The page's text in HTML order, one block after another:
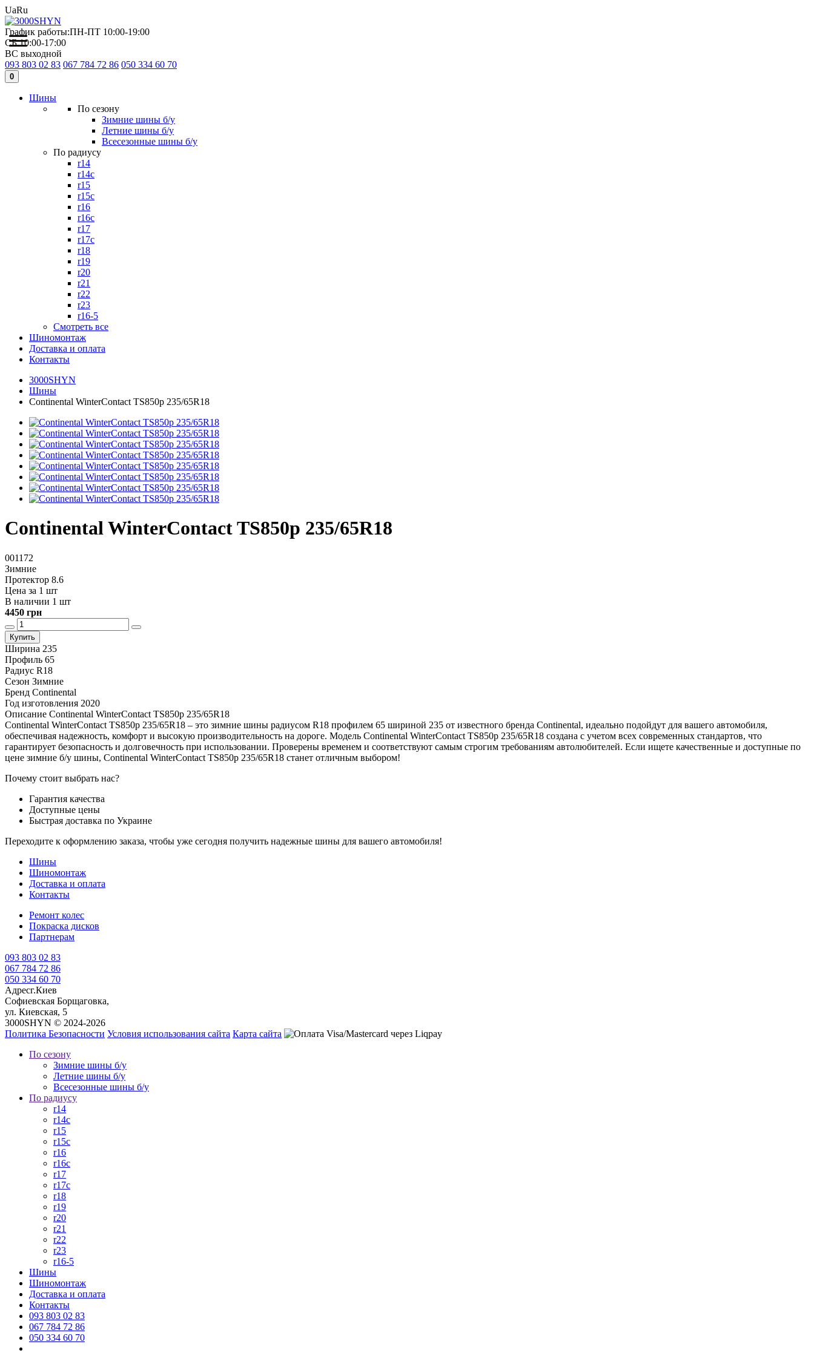
UaRu
График работы:ПН-ПТ 10:00-19:00
СБ 10:00-17:00
ВС выходной
093 803 02 83 067 784 72 86 050 334 60 70
0
Шины
По сезону
Зимние шины б/у
Летние шины б/у
Всесезонные шины б/у
По радиусу
r14
r14c
r15
r15c
r16
r16c
r17
r17c
r18
r19
r20
r21
r22
r23
r16-5
Смотреть все
Шиномонтаж
Доставка и оплата
Контакты
3000SHYN
Шины
Continental WinterContact TS850p 235/65R18
Continental WinterContact TS850p 235/65R18
001172
Зимние
Протектор 8.6
Цена за 1 шт
В наличии 1 шт
4450 грн
Купить
Ширина 235
Профиль 65
Радиус R18
Сезон Зимние
Бренд Continental
Год изготовления 2020
Описание Continental WinterContact TS850p 235/65R18
Continental WinterContact TS850p 235/65R18 – это зимние шины радиусом R18 профилем 65 шириной 235 от известного бренда Continental, идеально подойдут для вашего автомобиля,
обеспечивая надежность, комфорт и высокую производительность на дороге. Модель Continental WinterContact TS850p 235/65R18 создана с учетом всех современных стандартов, что
гарантирует безопасность и долговечность при использовании. Проверены временем и соответствуют самым строгим требованиям автолюбителей. Если ищете качественные и доступные по
цене зимние б/у шины, Continental WinterContact TS850p 235/65R18 станет отличным выбором!
Почему стоит выбрать нас?
Гарантия качества
Доступные цены
Быстрая доставка по Украине
Переходите к оформлению заказа, чтобы уже сегодня получить надежные шины для вашего автомобиля!
Шины
Шиномонтаж
Доставка и оплата
Контакты
Ремонт колес
Покраска дисков
Партнерам
093 803 02 83
067 784 72 86
050 334 60 70
Адресг.Киев
Софиевская Борщаговка,
ул. Киевская, 5
3000SHYN © 2024-2026
Политика Безопасности Условия использования сайта Карта сайта
По сезону
Зимние шины б/у
Летние шины б/у
Всесезонные шины б/у
По радиусу
r14
r14c
r15
r15c
r16
r16c
r17
r17c
r18
r19
r20
r21
r22
r23
r16-5
Шины
Шиномонтаж
Доставка и оплата
Контакты
093 803 02 83
067 784 72 86
050 334 60 70